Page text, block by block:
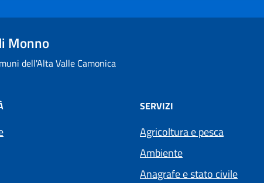
Monno
dell'Alta Valle Camonica
SERVIZI
Agricoltura e pesca
Ambiente
Anagrafe e stato civile